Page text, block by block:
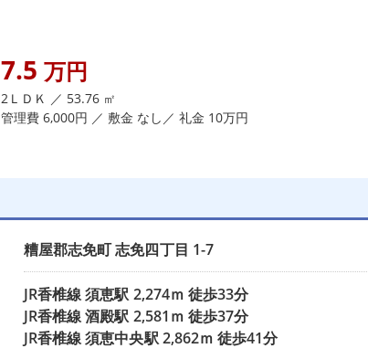
7.5 万円
2ＬＤＫ ／ 53.76 ㎡
管理費 6,000円 ／ 敷金 なし／ 礼金 10万円
糟屋郡志免町志免四丁目 1-7
JR香椎線須恵駅 2,274ｍ 徒歩33分
JR香椎線酒殿駅 2,581ｍ 徒歩37分
JR香椎線須恵中央駅2,862ｍ 徒歩41分